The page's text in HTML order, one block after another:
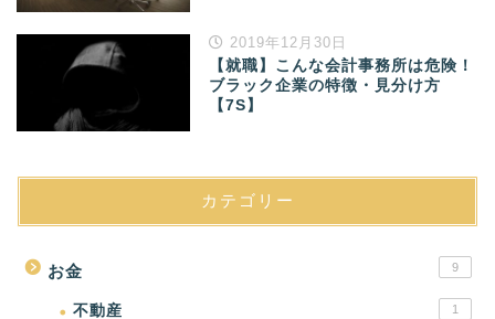
2019年12月30日
【就職】こんな会計事務所は危険！
ブラック企業の特徴・見分け方
【7S】
カテゴリー
お金 9
不動産 1